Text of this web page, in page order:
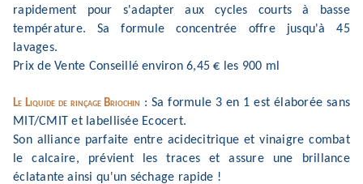
rapidement pour
s'adapter aux cycles courts à basse
température. Sa formule concentrée offre jusqu'à
45
lavages.
Prix de Vente Conseillé environ 6,45 € les 900 ml
Le Liquide de rinçage Briochin : Sa formule 3 en 1 est élaborée sans
MIT/CMIT et labellisée Ecocert.
Son alliance parfaite entre acidecitrique et vinaigre combat
le calcaire, prévient les traces et assure une bril
lance
éclatante ainsi qu'un séchage rapide !